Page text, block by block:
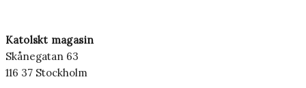
Katolskt magasin
Skånegatan 63
116 37 Stockholm